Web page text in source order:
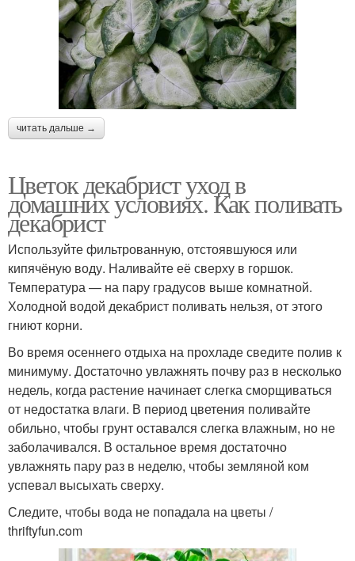
читать дальше →
Цветок декабрист уход в
домашних условиях. Как поливать
декабрист
Используйте фильтрованную, отстоявшуюся или
кипячёную воду. Наливайте её сверху в горшок.
Температура — на пару градусов выше комнатной.
Холодной водой декабрист поливать нельзя, от этого
гниют корни.
Во время осеннего отдыха на прохладе сведите полив к
минимуму. Достаточно увлажнять почву раз в несколько
недель, когда растение начинает слегка сморщиваться
от недостатка влаги. В период цветения поливайте
обильно, чтобы грунт оставался слегка влажным, но не
заболачивался. В остальное время достаточно
увлажнять пару раз в неделю, чтобы земляной ком
успевал высыхать сверху.
Следите, чтобы вода не попадала на цветы /
thriftyfun.com